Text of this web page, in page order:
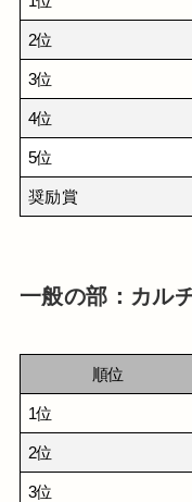
2位
3位
4位
5位
奨励賞
一般の部：カル
順位
1位
2位
3位